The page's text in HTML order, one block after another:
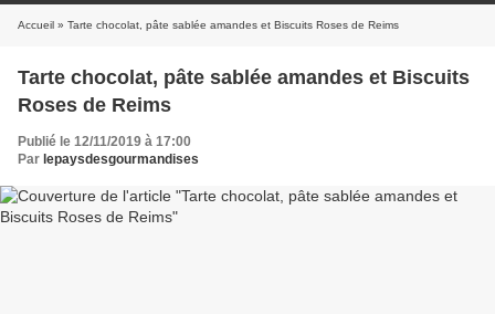
Accueil » Tarte chocolat, pâte sablée amandes et Biscuits Roses de Reims
Tarte chocolat, pâte sablée amandes et Biscuits
Roses de Reims
Publié le 12/11/2019 à 17:00
Par lepaysdesgourmandises